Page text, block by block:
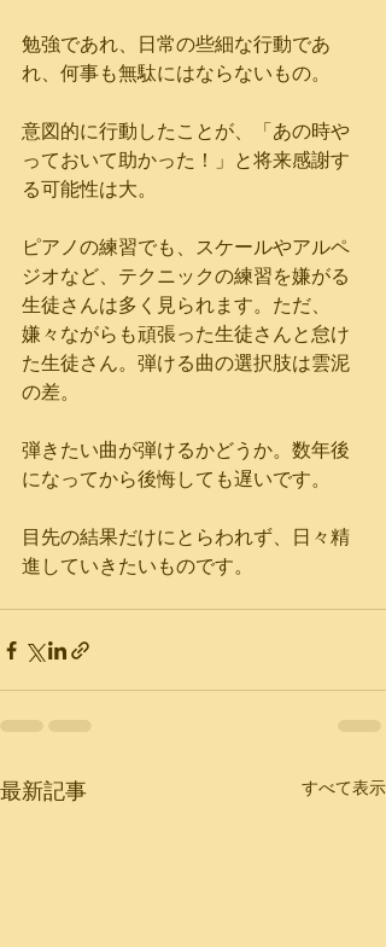
勉強であれ、日常の些細な行動であ
れ、何事も無駄にはならないもの。
意図的に行動したことが、「あの時や
っておいて助かった！」と将来感謝す
る可能性は大。
ピアノの練習でも、スケールやアルペ
ジオなど、テクニックの練習を嫌がる
生徒さんは多く見られます。ただ、
嫌々ながらも頑張った生徒さんと怠け
た生徒さん。弾ける曲の選択肢は雲泥
の差。
弾きたい曲が弾けるかどうか。数年後
になってから後悔しても遅いです。
目先の結果だけにとらわれず、日々精
進していきたいものです。
最新記事 すべて表示